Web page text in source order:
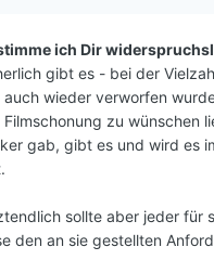
ich Dir
gibt es - bei der
auch wieder verworfen
Filmschonung zu wünschen
gab, gibt es und wird es
sollte aber jeder für
den an sie gestellten